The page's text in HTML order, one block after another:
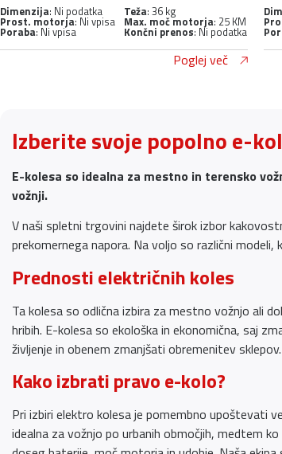
Dimenzija: Ni podatka Teža: 36 kg
Prost. motorja: Ni vpisa Max. moč motorja: 25 KM
Poraba: Ni vpisa Končni prenos: Ni podatka
Poglej več
Izberite svoje popolno e-
E-kolesa so idealna za mestno in terensko
vožnji.
V naši spletni trgovini najdete širok izbor
prekomernega napora. Na voljo so različni modeli,
Prednosti električnih koles
Ta kolesa so odlična izbira za mestno vožnjo ali
hribih. E-kolesa so ekološka in ekonomična, saj
življenje in obenem zmanjšati obremenitev sklepov.
Kako izbrati pravo e-kolo?
Pri izbiri elektro kolesa je pomembno upoštevati
idealna za vožnjo po urbanih območjih, medtem